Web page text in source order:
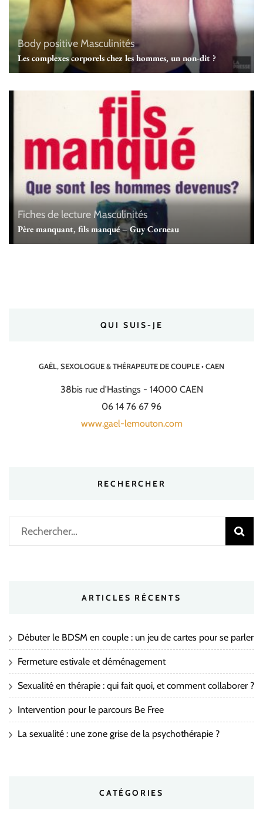
Body positive Masculinités
Les complexes corporels chez les hommes, un non-dit ?
Fiches de lecture Masculinités
Père manquant, fils manqué – Guy Corneau
QUI SUIS-JE
GAËL, SEXOLOGUE & THÉRAPEUTE DE COUPLE • CAEN
38bis rue d'Hastings - 14000 CAEN
06 14 76 67 96
www.gael-lemouton.com
RECHERCHER
Rechercher :
ARTICLES RÉCENTS
Débuter le BDSM en couple : un jeu de cartes pour se parler
Fermeture estivale et déménagement
Sexualité en thérapie : qui fait quoi, et comment collaborer ?
Intervention pour le parcours Be Free
La sexualité : une zone grise de la psychothérapie ?
CATÉGORIES